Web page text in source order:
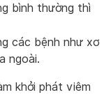
bình thường thì
các bệnh như xơ
ngoài.
khởi phát viêm